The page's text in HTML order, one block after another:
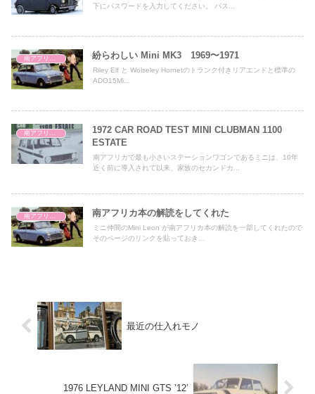
下にパスワードを入力してください。 パス...
紛らわしい Mini MK3 1969〜1971
Riley Elf と Wolseley Hornetのトランク付きリアエンドと標準の
ADO15Mi...
1972 CAR ROAD TEST MINI CLUBMAN 1100
ESTATE
南アフリカで最も小さいステーションワゴンであるミニは、10年
近く前に導入されて以来、家族のセカンドカ...
南アフリカ本の解読をしてくれた
ミニ仲間のMini Leon が南アフリカ本の解読を一部してくれたので
そのページのリンクを貼っておき...
最近の仕入れモノ
1976 LEYLAND MINI GTS ’12’